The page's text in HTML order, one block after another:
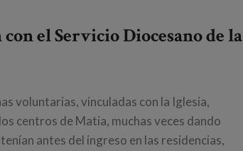
el Servicio Diocesano de la
voluntarias, vinculadas con la Iglesia,
centros de Matia, muchas veces dando
antes del ingreso en las residencias,